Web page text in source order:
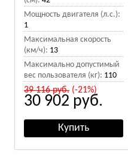
Мощность двигателя (л.с.):
1
Максимальная скорость
(км/ч): 13
Максимально допустимый
вес пользователя (кг): 110
39 116руб.(-21%)
30 902 руб.